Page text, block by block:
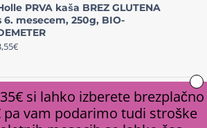
PRVA kaša BREZ GLUTENA
6. mesecem, 250g, BIO-
€
d.o.o. | Izdelava spletne trgovine -
si lahko izberete brezplačno
pa vam podarimo tudi stroške